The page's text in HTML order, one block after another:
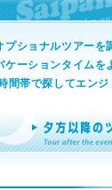
ショナルツアーを
ーションタイムを
帯で探してエンジ